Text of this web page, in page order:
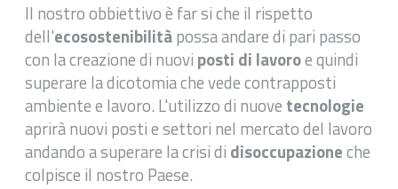
Il nostro obbiettivo è far si che il rispetto
dell'ecosostenibilitàpossa andare di pari passo
con la creazione di nuovi posti di lavoroe quindi
superare la dicotomia che vede contrapposti
ambiente e lavoro. L'utilizzo di nuove tecnologie
aprirà nuovi posti e settori nel mercato del lavoro
andando a superare la crisi di disoccupazioneche
colpisce il nostro Paese.